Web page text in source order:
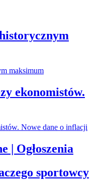
ekonomistów.
| Ogłoszenia
sportowcy